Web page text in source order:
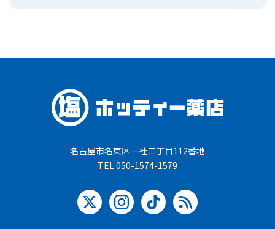
名古屋市名東区一社二丁目112番地
TEL 050-1574-1579